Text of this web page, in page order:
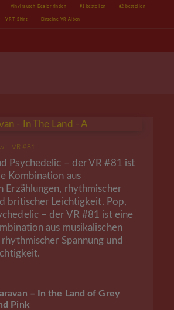
Vinylrausch-Dealer finden #1 bestellen #2 bestellen
VR T-Shirt Einzelne VR-Alben
– VR #81
Psychedelic – der VR #81 ist
Kombination aus
Erzählungen, rhythmischer
britischer Leichtigkeit. Pop,
– der VR #81 ist eine
aus musikalischen
rhythmischer Spannung und
– In the Land of Grey
Pink